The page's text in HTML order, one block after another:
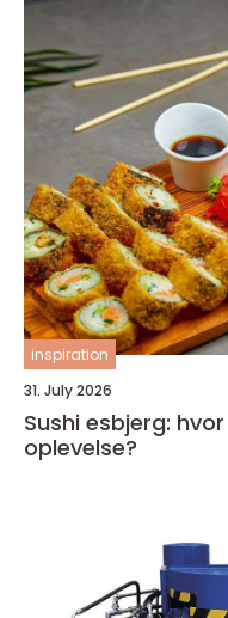
inspiration
31. July 2026
Sushi esbjerg:
oplevelse?